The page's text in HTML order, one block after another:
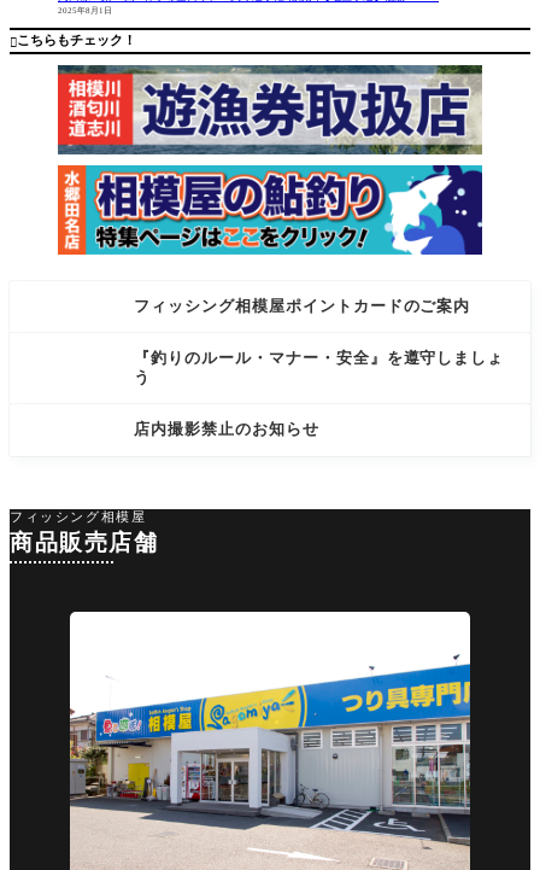
2025年8月1日
こちらもチェック！
フィッシング相模屋ポイントカードのご案内
『釣りのルール・マナー・安全』を遵守しましょ
う
店内撮影禁止のお知らせ
く、良い
解禁日！
とな
りだんだ
んと
フィッシング相模屋
商品販売店舗